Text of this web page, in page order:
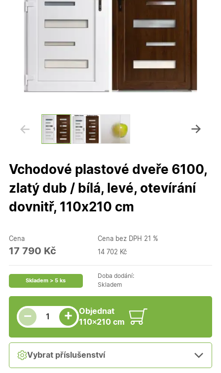
Vchodové plastové dveře 6100,
zlatý dub / bílá, levé, otevírání
dovnitř, 110x210 cm
Cena
17 790 Kč
Cena bez DPH 21 %
14 702 Kč
Skladem > 5 ks
Doba dodání:
Skladem
−
Snížit množství
Počet kusů +
Zvýšit množství
Objednat
110×210 cm
Vybrat příslušenství